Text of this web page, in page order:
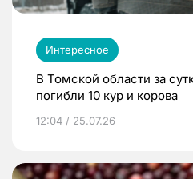
Интересное
В Томской области за
погибли 10 кур и корова
12:04 / 25.07.26